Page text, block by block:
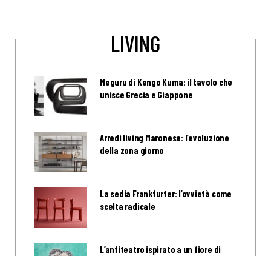
LIVING
Meguru di Kengo Kuma: il tavolo che
unisce Grecia e Giappone
Arredi living Maronese: l’evoluzione
della zona giorno
La sedia Frankfurter: l’ovvietà come
scelta radicale
L’anfiteatro ispirato a un fiore di